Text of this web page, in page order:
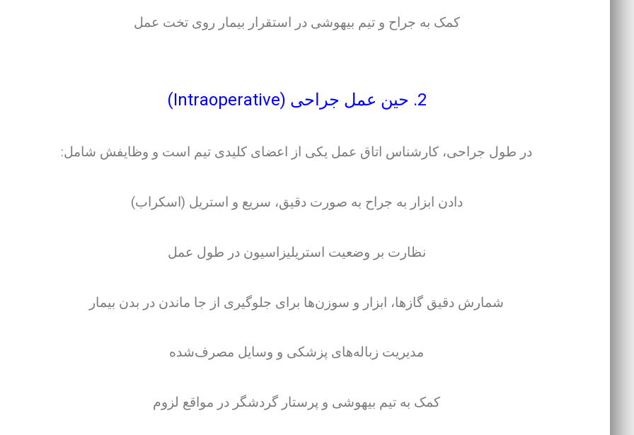
کمک به جراح و تیم بیهوشی در استقرار بیمار روی تخت عمل
2. حین عمل جراحی (Intraoperative)
در طول جراحی، کارشناس اتاق عمل یکی از اعضای کلیدی تیم است و وظایفش شامل:
دادن ابزار به جراح به صورت دقیق، سریع و استریل (اسکراب)
نظارت بر وضعیت استریلیزاسیون در طول عمل
شمارش دقیق گازها، ابزار و سوزن‌ها برای جلوگیری از جا ماندن در بدن بیمار
مدیریت زباله‌های پزشکی و وسایل مصرف‌شده
کمک به تیم بیهوشی و پرستار گردشگر در مواقع لزوم